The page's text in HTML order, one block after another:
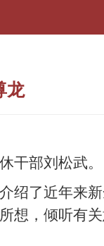
龙
干部刘松武。
绍了近年来
想，倾听有